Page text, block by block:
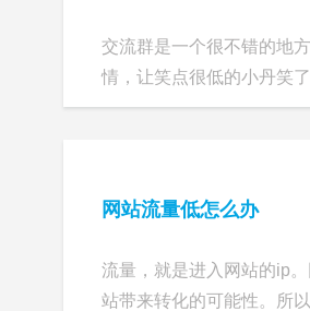
交流群是一个很不错的地
情，让笑点很低的小丹笑
网站流量低怎么办
流量，就是进入网站的ip
站带来转化的可能性。所